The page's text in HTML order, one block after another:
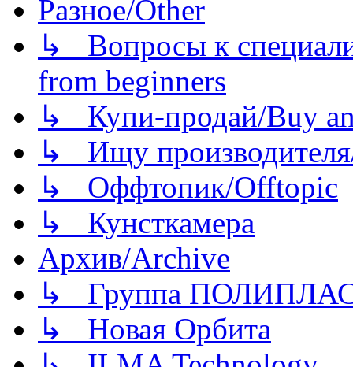
Разное/Other
↳ Вопросы к
from beginners
↳ Купи-продай/Buy
↳ Ищу
↳ Оффтопик/Offtopic
↳ Кунсткамера
Архив/Archive
↳ Группа
↳ Новая Орбита